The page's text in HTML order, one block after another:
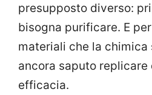
presupposto diverso:
bisogna purificare. E
materiali che la chimica
ancora saputo replicare
efficacia.